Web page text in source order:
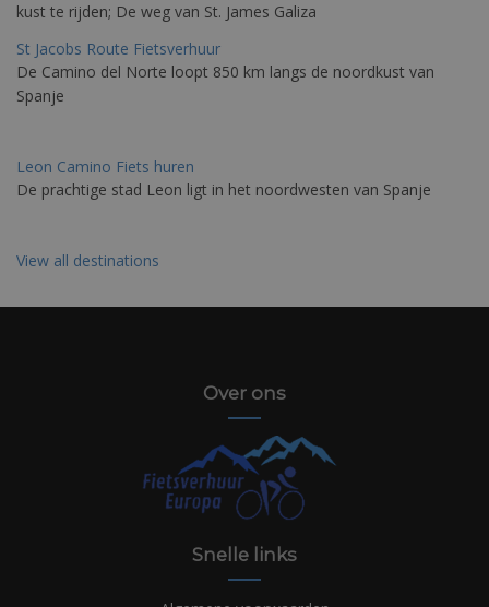
kust te rijden; De weg van St. James Galiza
St Jacobs Route Fietsverhuur
De Camino del Norte loopt 850 km langs de noordkust van
Spanje
Leon Camino Fiets huren
De prachtige stad Leon ligt in het noordwesten van Spanje
View all destinations
Over ons
Snelle links